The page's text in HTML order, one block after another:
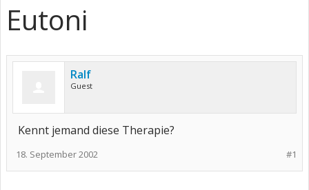
Eutoni
Ralf
Guest
Kennt jemand diese Therapie?
#1
18. September 2002